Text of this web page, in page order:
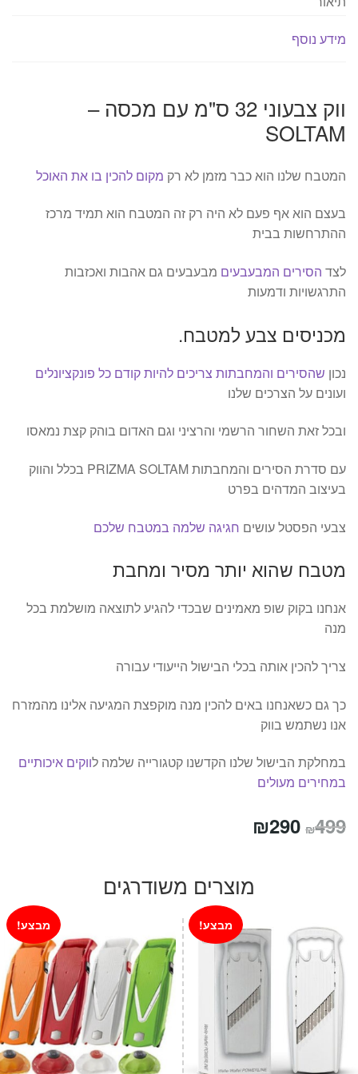
מידע נוסף
ווק צבעוני 32 ס"מ עם מכסה –
SOLTAM
המטבח שלנו הוא כבר מזמן לא רק מקום להכין בו את האוכל
בעצם הוא אף פעם לא היה רק זה המטבח הוא תמיד מרכז
ההתרחשות בבית
לצד הסירים המבעבעים מבעבעים גם אהבות ואכזבות
התרגשויות ודמעות
מכניסים צבע למטבח.
נכון שהסירים והמחבתות צריכים להיות קודם כל פונקציונלים
ועונים על הצרכים שלנו
ובכל זאת השחור הרשמי והרציני וגם האדום בוהק קצת נמאסו
עם סדרת הסירים והמחבתות PRIZMA SOLTAM בכלל והווק
בעיצוב המדהים בפרט
צבעי הפסטל עושים חגיגה שלמה במטבח שלכם
מטבח שהוא יותר מסיר ומחבת
אנחנו בקוק שופ מאמינים שבכדי להגיע לתוצאה מושלמת בכל
מנה
צריך להכין אותה בכלי הבישול הייעודי עבורה
כך גם כשאנחנו באים להכין מנה מוקפצת המגיעה אלינו מהמזרח
אנו נשתמש בווק
במחלקת הבישול שלנו הקדשנו קטגורייה שלמה לווקים איכותיים
במחירים מעולים
₪499 המחיר
₪290
הוא:
₪290.
מוצרים משודרגים
מבצע! מבצע!